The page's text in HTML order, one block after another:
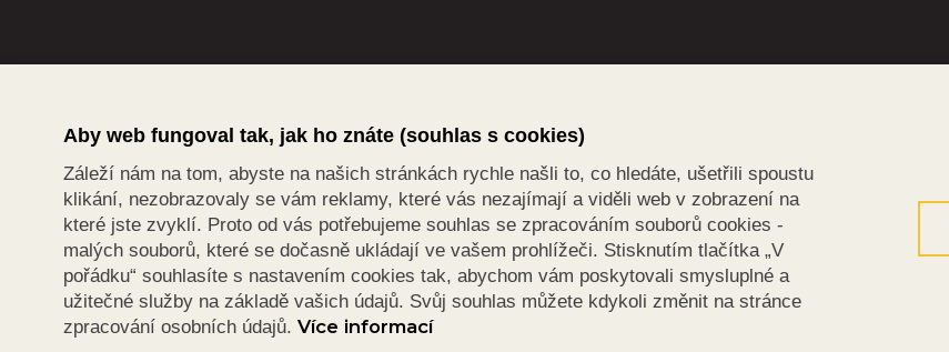
Aby web fungoval tak, jak ho znáte (souhlas s cookies)
Záleží nám na tom, abyste na našich stránkách rychle našli to, co hledáte, ušetřili spoustu
klikání, nezobrazovaly se vám reklamy, které vás nezajímají a viděli web v zobrazení na
které jste zvyklí. Proto od vás potřebujeme souhlas se zpracováním souborů cookies -
malých souborů, které se dočasně ukládají ve vašem prohlížeči. Stisknutím tlačítka „V
pořádku“ souhlasíte s nastavením cookies tak, abychom vám poskytovali smysluplné a
užitečné služby na základě vašich údajů. Svůj souhlas můžete kdykoli změnit na stránce
zpracování osobních údajů. Více informací